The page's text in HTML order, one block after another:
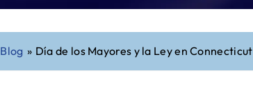
Blog » Día de los Mayores y la Ley en Connecticut